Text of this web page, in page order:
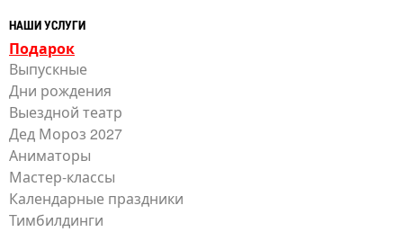
НАШИ УСЛУГИ
Подарок
Выпускные
Дни рождения
Выездной театр
Дед Мороз 2027
Аниматоры
Мастер-классы
Календарные праздники
Тимбилдинги